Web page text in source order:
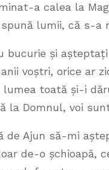
a calea la
lumii, că s-a
bucurie și
voștri, orice ar
toată și-i
la Domnul, voi
de Ajun să-mi
de-o șchioapă,